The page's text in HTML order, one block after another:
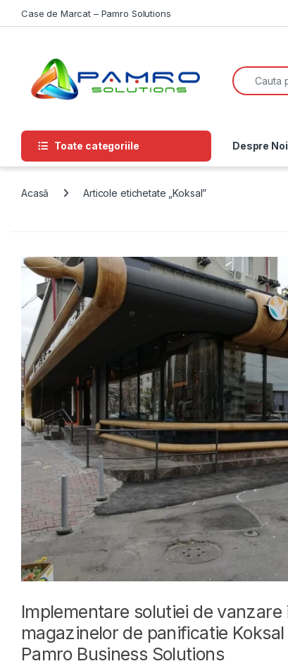
Case de Marcat – Pamro Solutions
Search for:
Toate categoriile Despre Noi
Acasă Articole etichetate „Koksal”
Implementare solutiei de vanzare
magazinelor de panificatie
Pamro Business Solutions